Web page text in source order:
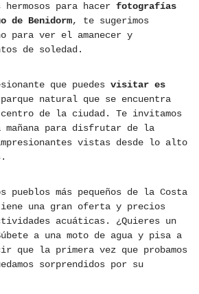
hermosos para hacer fotografías
de Benidorm, te sugerimos
para ver el amanecer y
de soledad.
que puedes visitar es
natural que se encuentra
de la ciudad. Te invitamos
para disfrutar de la
vistas desde lo alto
más pequeños de la Costa
una gran oferta y precios
acuáticas. ¿Quieres un
a una moto de agua y pisa a
que la primera vez que probamos
sorprendidos por su